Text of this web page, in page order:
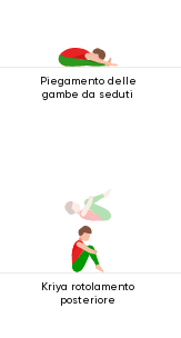
Piegamento delle
gambe da seduti
Kriya rotolamento
posteriore